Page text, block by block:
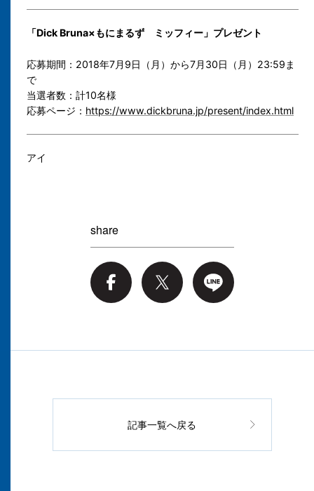
「Dick Bruna×もにまるず ミッフィー」プレゼント
応募期間：2018年7月9日（月）から7月30日（月）23:59ま
で
当選者数：計10名様
応募ページ： https://www.dickbruna.jp/present/index.html
アイ
share
記事一覧へ戻る